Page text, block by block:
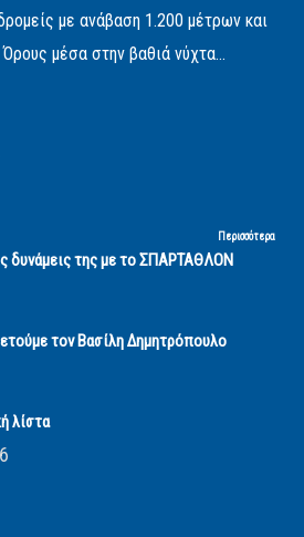
με ανάβαση 1.200 μέτρων και
μέσα στην βαθιά νύχτα...
Περισσότερα
δυνάμεις της με το ΣΠΑΡΤΑΘΛΟΝ
τον Βασίλη Δημητρόπουλο
λίστα